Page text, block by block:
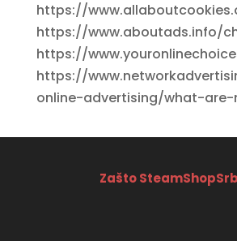
https://
https://www.aboutads.info/
https://
https://
online-advertising/what-
Zašto